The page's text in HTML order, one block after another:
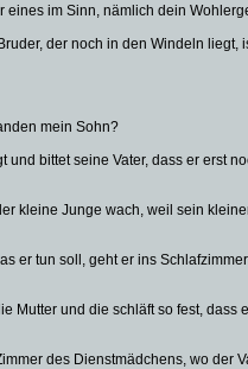
eines im Sinn, nämlich dein
der noch in den Windeln liegt,
mein Sohn?
und bittet seine Vater, dass er erst
kleine Junge wach, weil sein
er tun soll, geht er ins
Mutter und die schläft so fest, dass
des Dienstmädchens, wo der